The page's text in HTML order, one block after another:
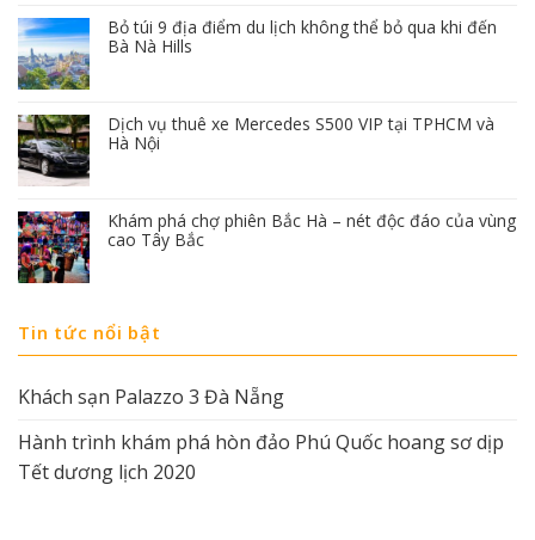
Bỏ túi 9 địa điểm du lịch không thể bỏ qua khi đến
Bà Nà Hills
Dịch vụ thuê xe Mercedes S500 VIP tại TPHCM và
Hà Nội
Khám phá chợ phiên Bắc Hà – nét độc đáo của vùng
cao Tây Bắc
Tin tức nổi bật
Khách sạn Palazzo 3 Đà Nẵng
Hành trình khám phá hòn đảo Phú Quốc hoang sơ dịp
Tết dương lịch 2020